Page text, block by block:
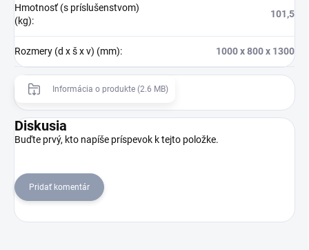
Hmotnosť (s príslušenstvom)
(kg):
101,5
Rozmery (d x š x v) (mm): 1000 x 800 x 1300
Informácia o produkte (2.6 MB)
Diskusia
Buďte prvý, kto napíše príspevok k tejto položke.
Pridať komentár